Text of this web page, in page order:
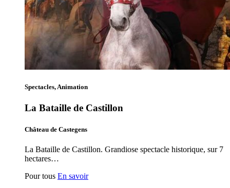
Spectacles, Animation
La Bataille de Castillon
Château de Castegens
La Bataille de Castillon. Grandiose spectacle historique, sur 7
hectares…
Pour tous En savoir